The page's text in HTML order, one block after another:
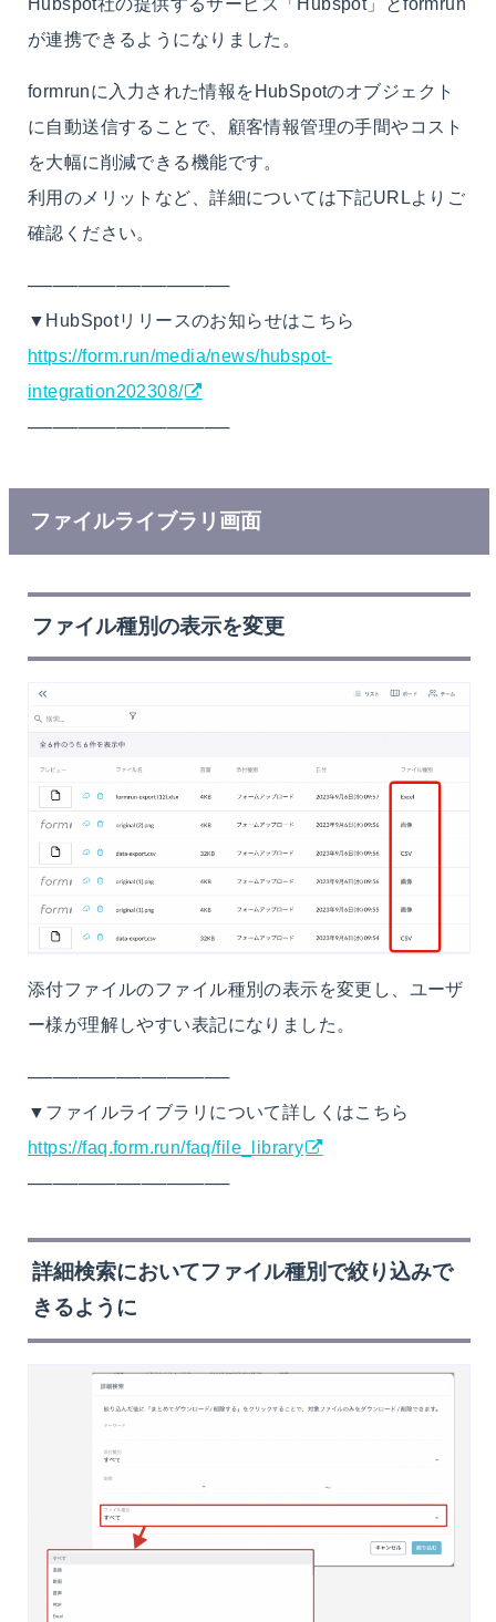
が連携できるようになりました。
formrunに入力された情報をHubSpotのオブジェクト
に自動送信することで、顧客情報管理の手間やコスト
を大幅に削減できる機能です。
利用のメリットなど、詳細については下記URLよりご
確認ください。
────────────────
▼HubSpotリリースのお知らせはこちら
https://form.run/media/news/hubspot-
integration202308/
────────────────
ファイルライブラリ画面
ファイル種別の表示を変更
添付ファイルのファイル種別の表示を変更し、ユーザ
ー様が理解しやすい表記になりました。
────────────────
▼ファイルライブラリについて詳しくはこちら
https://faq.form.run/faq/file_library
────────────────
詳細検索においてファイル種別で絞り込みで
きるように